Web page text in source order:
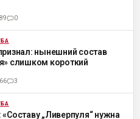
0
нынешний состав
слишком короткий
3
„Ливерпуля“ нужна